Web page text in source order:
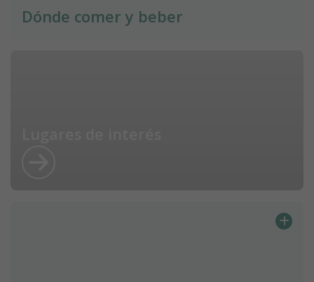
Dónde comer y beber